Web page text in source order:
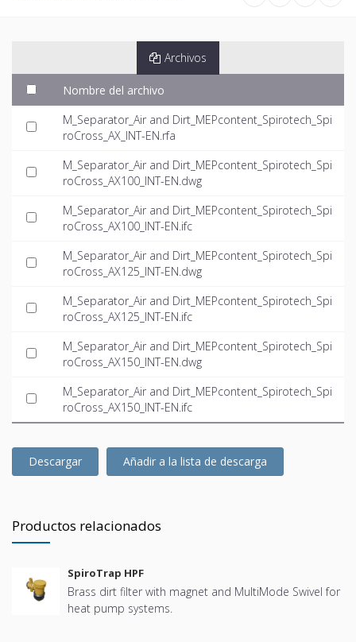
Archivos
Nombre del archivo
M_Separator_Air and Dirt_MEPcontent_Spirotech_Spi
roCross_AX_INT-EN.rfa
M_Separator_Air and Dirt_MEPcontent_Spirotech_Spi
roCross_AX100_INT-EN.dwg
M_Separator_Air and Dirt_MEPcontent_Spirotech_Spi
roCross_AX100_INT-EN.ifc
M_Separator_Air and Dirt_MEPcontent_Spirotech_Spi
roCross_AX125_INT-EN.dwg
M_Separator_Air and Dirt_MEPcontent_Spirotech_Spi
roCross_AX125_INT-EN.ifc
M_Separator_Air and Dirt_MEPcontent_Spirotech_Spi
roCross_AX150_INT-EN.dwg
M_Separator_Air and Dirt_MEPcontent_Spirotech_Spi
roCross_AX150_INT-EN.ifc
Descargar Añadir a la lista de descarga
Productos relacionados
SpiroTrap HPF
Brass dirt filter with magnet and MultiMode Swivel for
heat pump systems.